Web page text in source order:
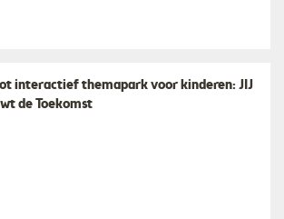
interactief themapark voor kinderen: JIJ
de Toekomst